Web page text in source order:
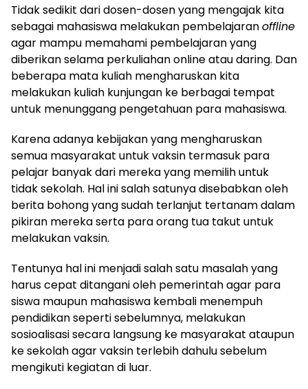
Tidak sedikit dari dosen-dosen yang mengajak kita
sebagai mahasiswa melakukan pembelajaranoffline
agar mampu memahami pembelajaran yang
diberikan selama perkuliahan online atau daring. Dan
beberapa mata kuliah mengharuskan kita
melakukan kuliah kunjungan ke berbagai tempat
untuk menunggang pengetahuan para mahasiswa.
Karena adanya kebijakan yang mengharuskan
semua masyarakat untuk vaksin termasuk para
pelajar banyak dari mereka yang memilih untuk
tidak sekolah. Hal ini salah satunya disebabkan oleh
berita bohong yang sudah terlanjut tertanam dalam
pikiran mereka serta para orang tua takut untuk
melakukan vaksin.
Tentunya hal ini menjadi salah satu masalah yang
harus cepat ditangani oleh pemerintah agar para
siswa maupun mahasiswa kembali menempuh
pendidikan seperti sebelumnya, melakukan
sosioalisasi secara langsung ke masyarakat ataupun
ke sekolah agar vaksin terlebih dahulu sebelum
mengikuti kegiatan di luar.